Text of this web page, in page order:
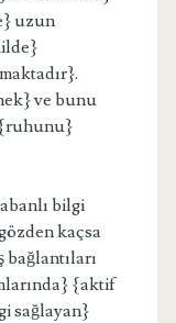
uzun
ve bunu
{ruhunu}
bilgi
kaçsa
{aktif
sağlayan}